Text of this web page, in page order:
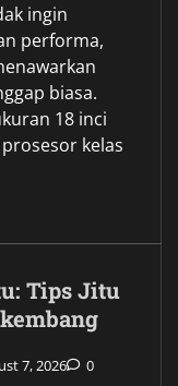
ingin
performa,
biasa.
18 inci
kelas
Tips Jitu
7, 2026 0